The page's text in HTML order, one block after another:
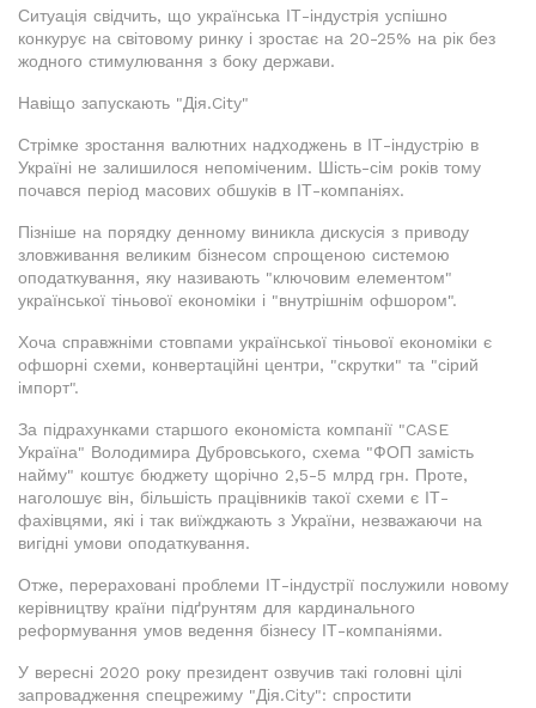
Ситуація свідчить, що українська ІТ-індустрія успішно
конкурує на світовому ринку і зростає на 20-25% на рік без
жодного стимулювання з боку держави.
Навіщо запускають "Дія.City"
Стрімке зростання валютних надходжень в ІТ-індустрію в
Україні не залишилося непоміченим. Шість-сім років тому
почався період масових обшуків в ІТ-компаніях.
Пізніше на порядку денному виникла дискусія з приводу
зловживання великим бізнесом спрощеною системою
оподаткування, яку називають "ключовим елементом"
української тіньової економіки і "внутрішнім офшором".
Хоча справжніми стовпами української тіньової економіки є
офшорні схеми, конвертаційні центри, "скрутки" та "сірий
імпорт".
За підрахунками старшого економіста компанії "CASE
Україна" Володимира Дубровського, схема "ФОП замість
найму" коштує бюджету щорічно 2,5-5 млрд грн. Проте,
наголошує він, більшість працівників такої схеми є ІТ-
фахівцями, які і так виїжджають з України, незважаючи на
вигідні умови оподаткування.
Отже, перераховані проблеми ІТ-індустрії послужили новому
керівництву країни підґрунтям для кардинального
реформування умов ведення бізнесу ІТ-компаніями.
У вересні 2020 року президент озвучив такі головні цілі
запровадження спецрежиму "Дія.City": спростити